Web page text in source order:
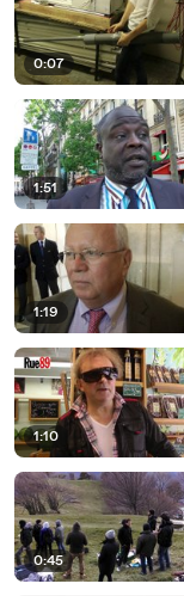
0:07
1:51
1:19
1:10
0:45